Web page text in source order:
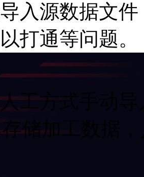
入源数据文件
打通等问题。
工方式手动导
储加工数据